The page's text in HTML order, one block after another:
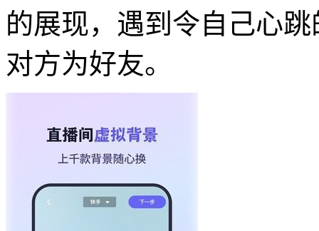
的展现，遇到令自己心
对方为好友。